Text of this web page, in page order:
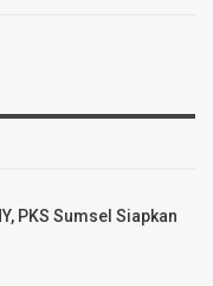
PKS Sumsel Siapkan